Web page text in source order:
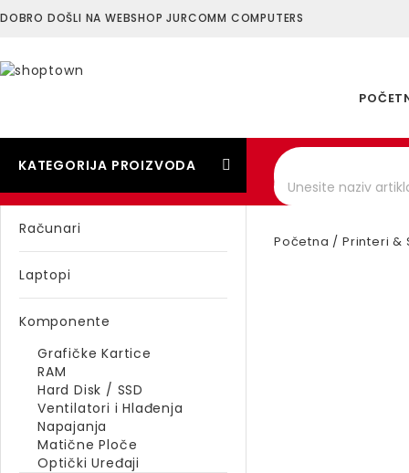
DOBRO DOŠLI NA WEBSHOP JURCOMM COMPUTERS
KATEGORIJA PROIZVODA
Računari
Laptopi
Komponente
Grafičke Kartice
RAM
Hard Disk / SSD
Ventilatori i Hlađenja
Napajanja
Matične Ploče
Optički Uređaji
Početna /Printeri &